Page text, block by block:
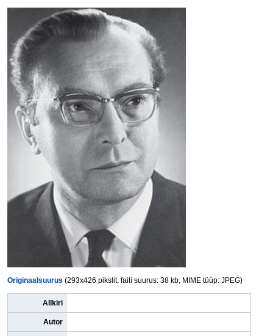
Originaalsuurus (293x426 pikslit, faili suurus: 38 kb, MIME tüüp: JPEG)
Allkiri
Autor